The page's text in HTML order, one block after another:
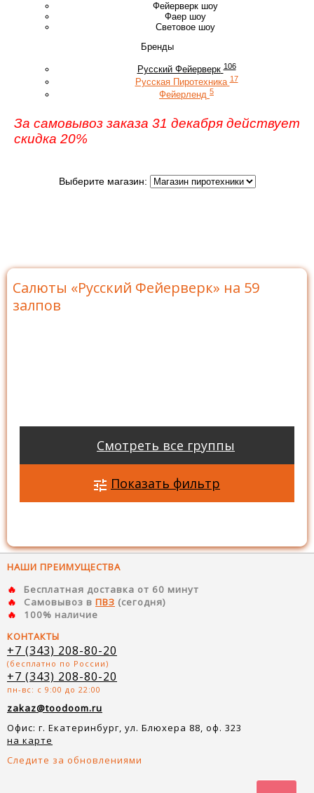
Фейерверк шоу
Фаер шоу
Световое шоу
Бренды
Русский Фейерверк 106
Русская Пиротехника 17
Фейерленд 5
За самовывоз заказа 31 декабря действует
скидка 20%
Выберите магазин:
Салюты «Русский Фейерверк» на 59
залпов
Смотреть все группы
Показать фильтр
НАШИ ПРЕИМУЩЕСТВА
Бесплатная доставка от 60 минут
Самовывоз в ПВЗ (сегодня)
100% наличие
КОНТАКТЫ
+7 (343) 208-80-20
(бесплатно по России)
+7 (343) 208-80-20
пн-вс: с 9:00 до 22:00
zakaz@toodoom.ru
Офис: г. Екатеринбург, ул. Блюхера 88, оф. 323
на карте
Следите за обновлениями